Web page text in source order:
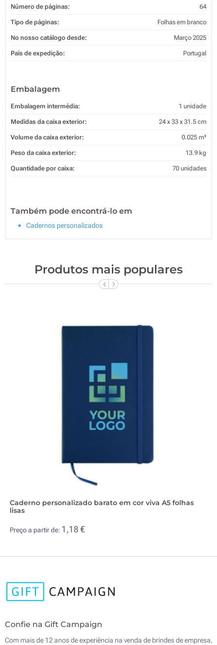
Número de páginas: 64
Tipo de páginas: Folhas em branco
No nosso catálogo desde: Março 2025
País de expedição: Portugal
Embalagem
Embalagem intermédia: 1 unidade
Medidas da caixa exterior: 24 x 33 x 31.5 cm
Volume da caixa exterior: 0.025 m³
Peso da caixa exterior: 13.9 kg
Quantidade por caixa: 70 unidades
Também pode encontrá-lo em
Cadernos personalizados
Produtos mais populares
Caderno personalizado barato em cor viva A5 folhas
lisas
Preço a partir de: 1,18 €
Confie na Gift Campaign
Com mais de 12 anos de experiência na venda de brindes de empresa,